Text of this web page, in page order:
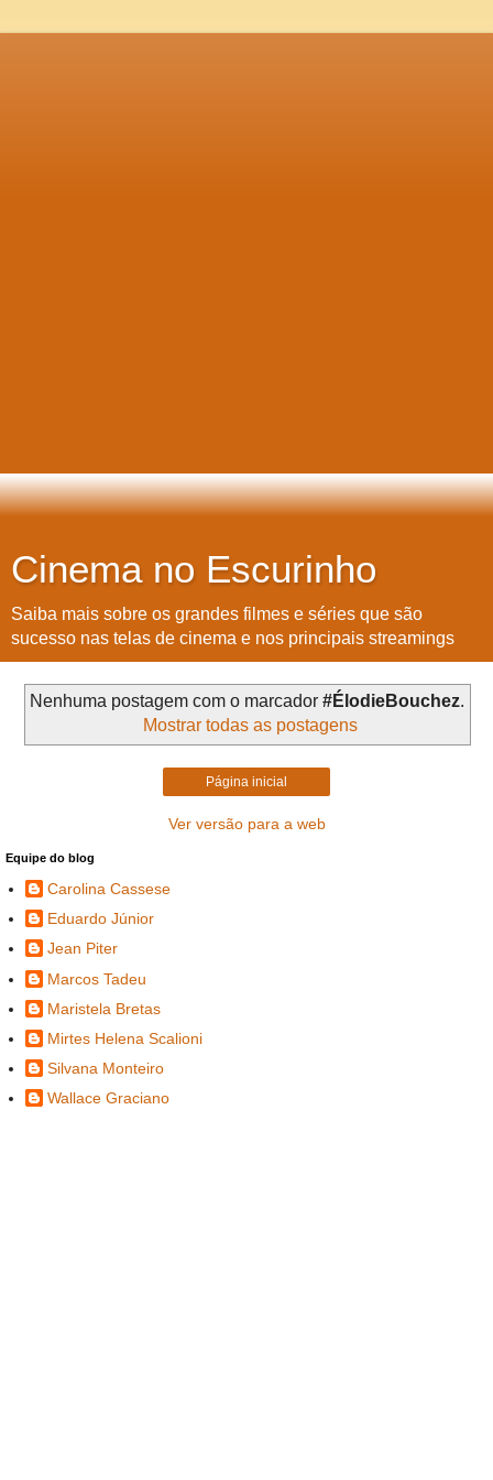
Cinema no Escurinho
Saiba mais sobre os grandes filmes e séries que são
sucesso nas telas de cinema e nos principais streamings
Nenhuma postagem com o marcador #ÉlodieBouchez.
Mostrar todas as postagens
Página inicial
Ver versão para a web
Equipe do blog
Carolina Cassese
Eduardo Júnior
Jean Piter
Marcos Tadeu
Maristela Bretas
Mirtes Helena Scalioni
Silvana Monteiro
Wallace Graciano